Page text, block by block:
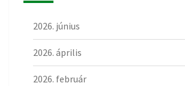
2026. június
2026. április
2026. február